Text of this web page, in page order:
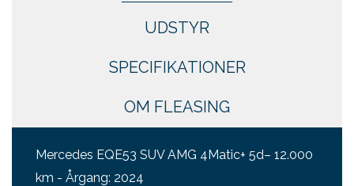
UDSTYR
SPECIFIKATIONER
OM FLEASING
Mercedes EQE53 SUV AMG 4Matic+ 5d– 12.000
km - Årgang: 2024